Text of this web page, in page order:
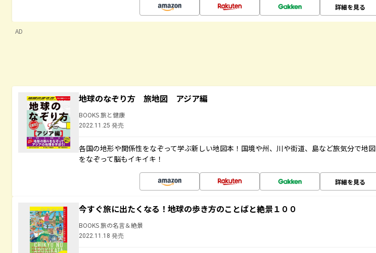
詳細を見る
AD
地球のなぞり方 旅地図 アジア編
BOOKS 旅と健康
2022.11.25 発売
各国の地形や関係性をなぞって学ぶ新しい地図本！国境や州、川や街道、島など旅気分で地図
をなぞって脳もイキイキ！
詳細を見る
今すぐ旅に出たくなる！地球の歩き方のことばと絶景１００
BOOKS 旅の名言＆絶景
2022.11.18 発売